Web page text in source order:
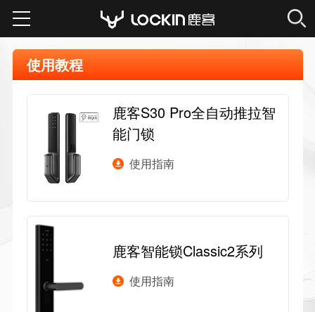
智能门锁
服务支持
经销代理
公司首页
品牌故事 售后服务 专利声明 线下体验 招商合作
使用教程
鹿客S30 Pro全自动推拉智
能门锁
使用指南
鹿客智能锁Classic2系列
使用指南